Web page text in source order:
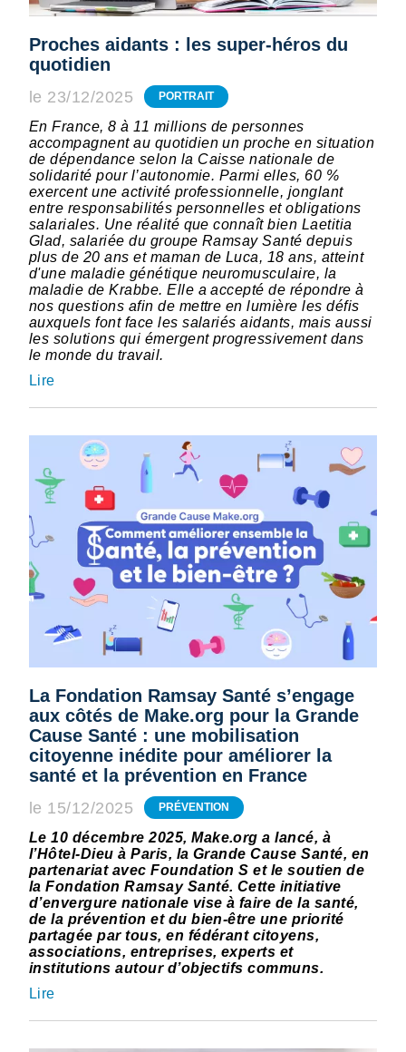
Proches aidants : les super-héros du
quotidien
le 23/12/2025 PORTRAIT
En France, 8 à 11 millions de personnes
accompagnent au quotidien un proche en situation
de dépendance selon la Caisse nationale de
solidarité pour l’autonomie. Parmi elles, 60 %
exercent une activité professionnelle, jonglant
entre responsabilités personnelles et obligations
salariales. Une réalité que connaît bien Laetitia
Glad, salariée du groupe Ramsay Santé depuis
plus de 20 ans et maman de Luca, 18 ans, atteint
d'une maladie génétique neuromusculaire, la
maladie de Krabbe. Elle a accepté de répondre à
nos questions afin de mettre en lumière les défis
auxquels font face les salariés aidants, mais aussi
les solutions qui émergent progressivement dans
le monde du travail.
Lire
La Fondation Ramsay Santé s’engage
aux côtés de Make.org pour la Grande
Cause Santé : une mobilisation
citoyenne inédite pour améliorer la
santé et la prévention en France
le 15/12/2025 PRÉVENTION
Le 10 décembre 2025, Make.org a lancé, à
l’Hôtel-Dieu à Paris, la Grande Cause Santé, en
partenariat avec Foundation S et le soutien de
la Fondation Ramsay Santé. Cette initiative
d’envergure nationale vise à faire de la santé,
de la prévention et du bien-être une priorité
partagée par tous, en fédérant citoyens,
associations, entreprises, experts et
institutions autour d’objectifs communs.
Lire